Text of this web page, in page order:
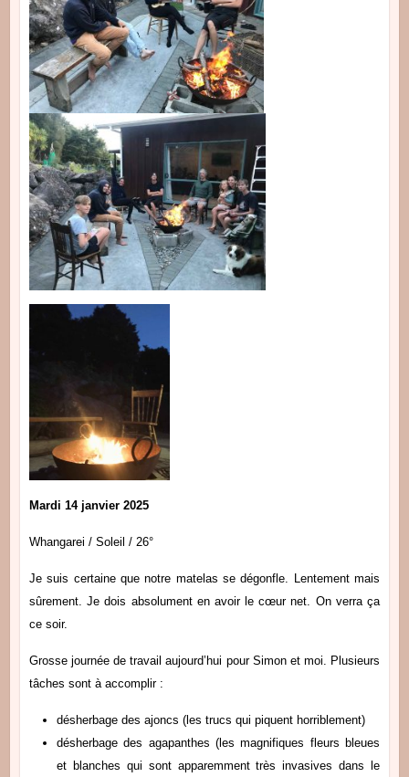
Mardi 14 janvier 2025
Whangarei / Soleil / 26°
Je suis certaine que notre matelas se dégonfle. Lentement mais
sûrement. Je dois absolument en avoir le cœur net. On verra ça
ce soir.
Grosse journée de travail aujourd’hui pour Simon et moi. Plusieurs
tâches sont à accomplir :
désherbage des ajoncs (les trucs qui piquent horriblement)
désherbage des agapanthes (les magnifiques fleurs bleues
et blanches qui sont apparemment très invasives dans le